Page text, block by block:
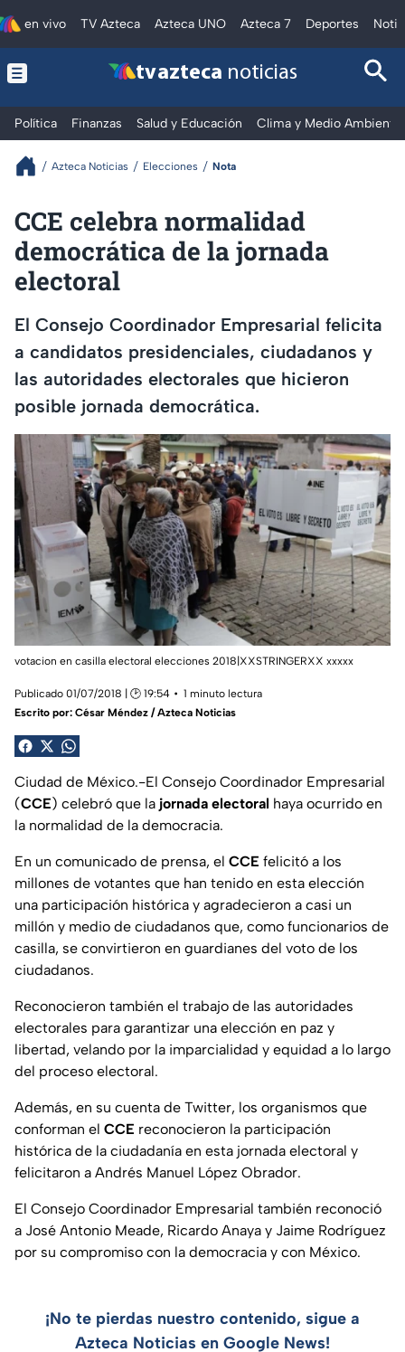
en vivo TV Azteca Azteca UNO Azteca 7 Deportes
tv azteca noticias
Política Finanzas Salud y Educación Clima y Medio Ambiente
Azteca Noticias Elecciones Nota
CCE celebra normalidad
democrática de la jornada
electoral
El Consejo Coordinador Empresarial felicita
a candidatos presidenciales, ciudadanos y
las autoridades electorales que hicieron
posible jornada democrática.
votacion en casilla electoral elecciones 2018|XXSTRINGERXX xxxxx
Publicado 01/07/2018 | 🕑 19:54
1 minuto lectura
Escrito por: César Méndez / Azteca Noticias
Ciudad de México.-El Consejo Coordinador Empresarial
(CCE) celebró que la jornada electoral haya ocurrido en
la normalidad de la democracia.
En un comunicado de prensa, el CCE felicitó a los
millones de votantes que han tenido en esta elección
una participación histórica y agradecieron a casi un
millón y medio de ciudadanos que, como funcionarios de
casilla, se convirtieron en guardianes del voto de los
ciudadanos.
Reconocieron también el trabajo de las autoridades
electorales para garantizar una elección en paz y
libertad, velando por la imparcialidad y equidad a lo largo
del proceso electoral.
Además, en su cuenta de Twitter, los organismos que
conforman el CCE reconocieron la participación
histórica de la ciudadanía en esta jornada electoral y
felicitaron a Andrés Manuel López Obrador.
El Consejo Coordinador Empresarial también reconoció
a José Antonio Meade, Ricardo Anaya y Jaime Rodríguez
por su compromiso con la democracia y con México.
¡No te pierdas nuestro contenido, sigue a
Azteca Noticias en Google News!